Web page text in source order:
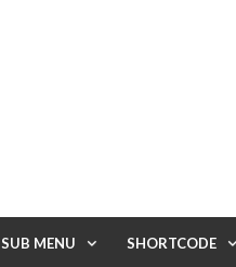
SUB MENU SHORTCODE